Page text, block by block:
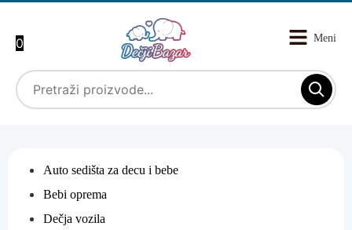
0
Auto sedišta za decu i bebe
Bebi oprema
Dečja vozila